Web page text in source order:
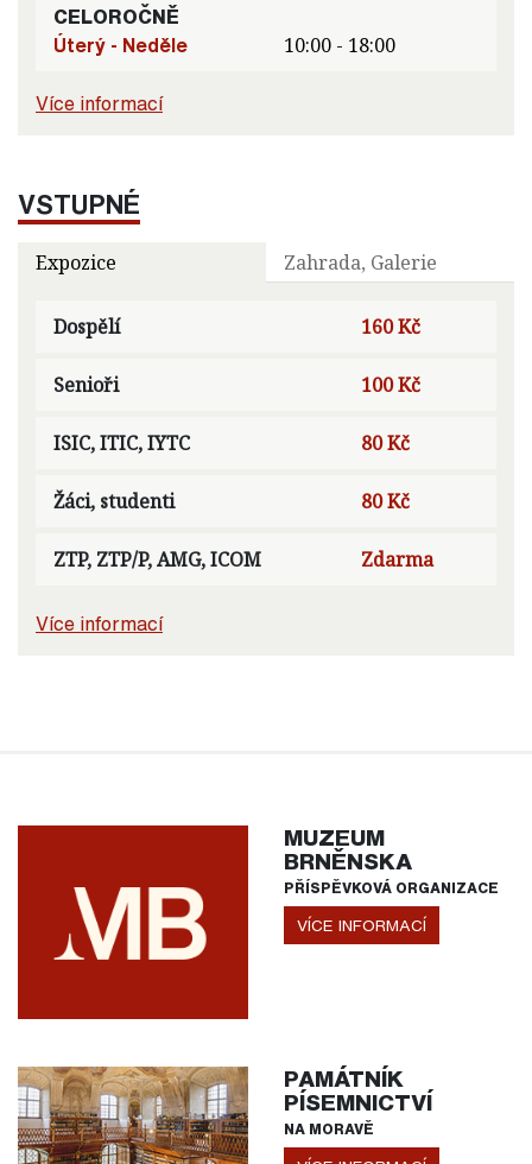
CELOROČNĚ
Úterý - Neděle
10:00 - 18:00
Více informací
VSTUPNÉ
Expozice Zahrada, Galerie
Dospělí 160 Kč
Senioři 100 Kč
ISIC, ITIC, IYTC 80 Kč
Žáci, studenti 80 Kč
ZTP, ZTP/P, AMG, ICOM Zdarma
Více informací
MUZEUM
BRNĚNSKA
PŘÍSPĚVKOVÁ ORGANIZACE
VÍCE INFORMACÍ
PAMÁTNÍK
PÍSEMNICTVÍ
NA MORAVĚ